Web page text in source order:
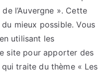
l’Auvergne ». Cette
mieux possible. Vous
utilisant les
site pour apporter des
traite du thème « Les